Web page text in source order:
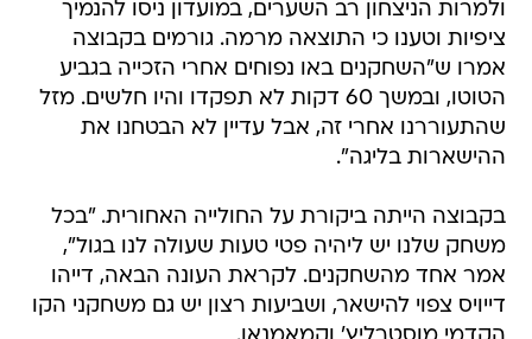
אמרו ש"השחקנים באו נפוחים אחרי הזכייה בגביע
הטוטו, ובמשך 60 דקות לא תפקדו והיו חלשים. מזל
שהתעוררנו אחרי זה, אבל עדיין לא הבטחנו את
ההישארות בליגה".
בקבוצה הייתה ביקורת על החולייה האחורית. "בכל
אמר אחד מהשחקנים. לקראת העונה הבאה, דייהו
דייויס צפוי להישאר, ושביעות רצון יש גם משחקני הקו
הקדמי מוסטרליץ' וקמאמנאן.